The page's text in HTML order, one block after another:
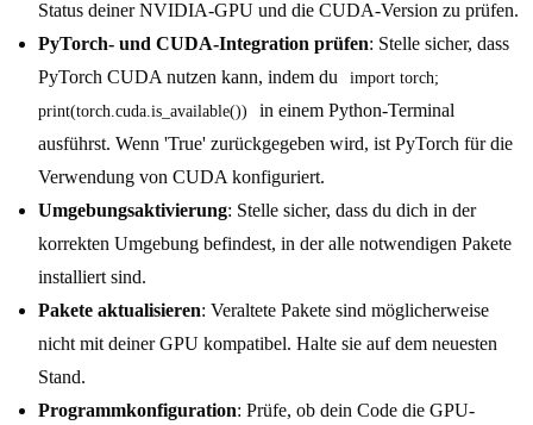
Status deiner NVIDIA-GPU und die CUDA-Version zu prüfen.
PyTorch- und CUDA-Integration prüfen: Stelle sicher, dass
PyTorch CUDA nutzen kann, indem du
import torch;
print(torch.cuda.is_available())
in einem Python-Terminal
ausführst. Wenn 'True' zurückgegeben wird, ist PyTorch für die
Verwendung von CUDA konfiguriert.
Umgebungsaktivierung: Stelle sicher, dass du dich in der
korrekten Umgebung befindest, in der alle notwendigen Pakete
installiert sind.
Pakete aktualisieren: Veraltete Pakete sind möglicherweise
nicht mit deiner GPU kompatibel. Halte sie auf dem neuesten
Stand.
Programmkonfiguration: Prüfe, ob dein Code die GPU-